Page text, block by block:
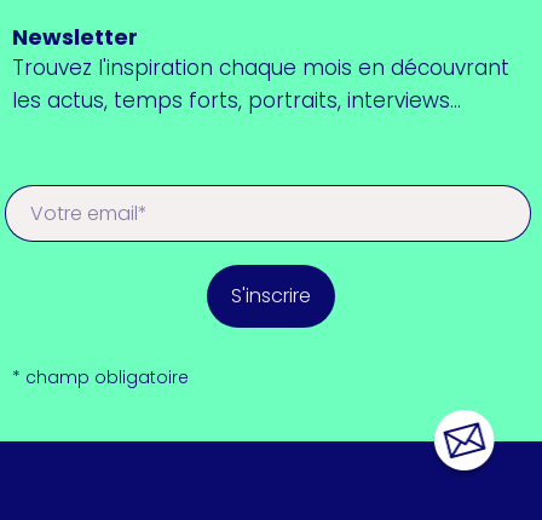
Newsletter
Trouvez l'inspiration chaque mois en découvrant
les actus, temps forts, portraits, interviews...
S'inscrire
* champ obligatoire